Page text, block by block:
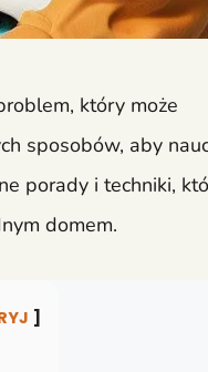
który może
sposobów, aby
porady i techniki,
domem.